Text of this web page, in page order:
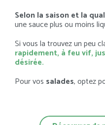
Selon la saison et la
une sauce plus ou moins
Si vous la trouvez un peu
rapidement, à feu vif,
désirée.
Pour vos salades, optez